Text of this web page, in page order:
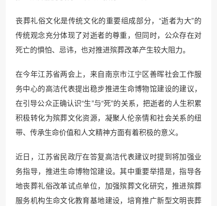
丧葬礼俗文化是传统文化的重要组成部分，“逝者为大”的
传统观念充分体现了对逝者的尊重，但同时，公众存在对
死亡的惧怕、忌讳，也对推进殡葬改革产生较大阻力。
在今年江苏省两会上，来自南京市江宁区善晖社会工作服
务中心的高洁代表提出稳步推进生命博物馆建设的建议，
在引导公众正确认识“生”与“死”的关系，把逝者的人生积累
积极转化为殡葬文化资源，凝聚人伦亲情和社会关系的纽
带、传承生命价值和人文精神方面有着积极的意义。
近日，江苏省民政厅在答复高洁代表建议时提到将加强业
务指导，推进生命博物馆建设。其中重要举措是，指导各
地丧葬礼俗改革试点单位，加强殡葬文化研究，推进殡葬
服务机构生命文化教育基地建设，培育推广新型文明丧葬